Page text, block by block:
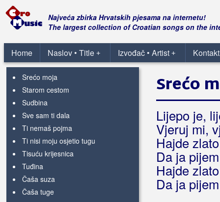
Najveća zbirka Hrvatskih pjesama na internetu!
The largest collection of Croatian songs on the
Home +
Naslov • Title +
Izvođač • Artist
Ja zbog tebe dušo postojim
Kao zrna prašine
Ne plači mila majko
Oj, mjeseče
Srećo moja
Starom cestom
Sudbina
Sve sam ti dala
Ti nemaš pojma
Ti nisi moju osjetio tugu
Tisuću krijesnica
Tuđina
Čaša suza
Čaša tuge
Srećo
Lijepo je,
Vjeruj mi,
Hajde
Da ja
Hajde
Da ja